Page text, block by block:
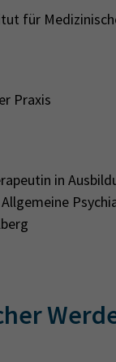
für
Praxis
in